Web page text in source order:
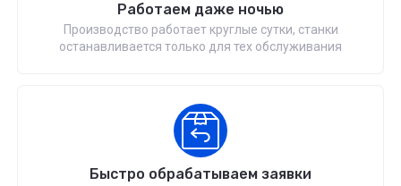
Работаем даже ночью
Производство работает круглые сутки, станки
останавливается только для тех обслуживания
Быстро обрабатываем заявки